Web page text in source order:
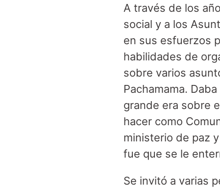
A través de los
social y a los
en sus esfuerzos
habilidades de
sobre varios
Pachamama.
grande era sobre
hacer como
ministerio de paz
fue que se le
Se invitó a varias